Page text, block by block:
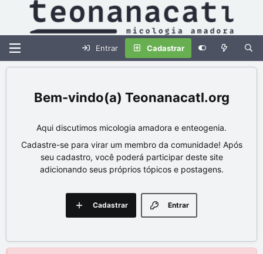
Entrar Cadastrar
Teonanacatl.org
Aqui discutimos micologia amadora e enteogenia.
Cadastre-se para virar um membro da comunidade! Após
seu cadastro, você poderá participar deste site
adicionando seus próprios tópicos e postagens.
Entrar
Cadastrar